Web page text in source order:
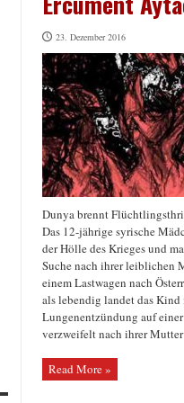
23. Dezember 2016
Dunya brennt
Das 12-jährige syrische
der Hölle des Krieges und
Suche nach ihrer
einem Lastwagen nach
als lebendig landet das Kind
Lungenentzündung auf
verzweifelt nach ihrer
Read More »